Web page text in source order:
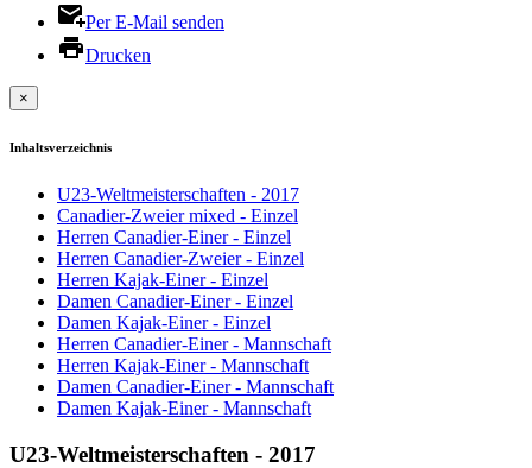
Per E-Mail senden
Drucken
×
Inhaltsverzeichnis
U23-Weltmeisterschaften - 2017
Canadier-Zweier mixed - Einzel
Herren Canadier-Einer - Einzel
Herren Canadier-Zweier - Einzel
Herren Kajak-Einer - Einzel
Damen Canadier-Einer - Einzel
Damen Kajak-Einer - Einzel
Herren Canadier-Einer - Mannschaft
Herren Kajak-Einer - Mannschaft
Damen Canadier-Einer - Mannschaft
Damen Kajak-Einer - Mannschaft
U23-Weltmeisterschaften - 2017